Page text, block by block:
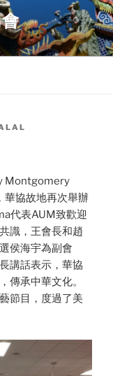
Montgomery
華協故地再次舉辦
代表AUM致歡迎
識，王會長和趙
侯海宇為副會
講話表示，華協
傳承中華文化。
節目，度過了美